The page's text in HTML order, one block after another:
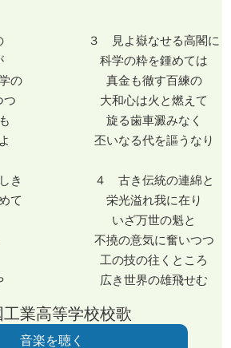
国の ３ 見よ嶽なせる高閣に
人が 科学の粋を鍾めては
工学の 真金も徹す百練の
めつつ 大和心は火と燃えて
けくも 旋る歯車澱みなく
さよ 丕いなる代を謳うなり
わしき ４ 古き伝統の連綿と
ためて 栄光溢れ我に在り
礎と いざ万世の魁と
たる 不撓の意気に奮いつつ
の 工の技の往くところ
ばや 広き世界の雄飛せむ
工業高等学校校歌
音楽を聴く